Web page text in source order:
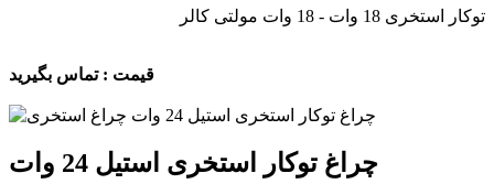
توکار استخری 18 وات - 18 وات مولتی کالر
قیمت : تماس بگیرید
چراغ توکار استخری استیل 24 وات